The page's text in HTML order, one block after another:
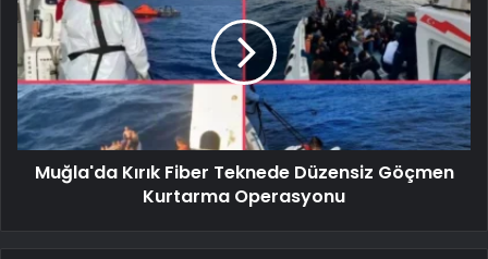
Muğla'da Kırık Fiber Teknede Düzensiz Göçmen
Kurtarma Operasyonu